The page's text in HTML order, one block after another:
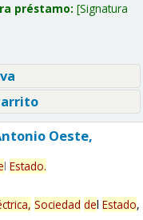
préstamo: Signatura
Oeste,
l Estado.
Sociedad del Estado,